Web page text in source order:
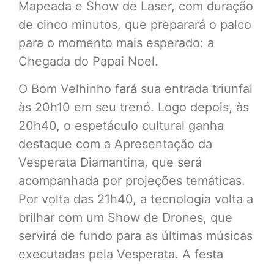
Mapeada e Show de Laser, com duração
de cinco minutos, que preparará o palco
para o momento mais esperado: a
Chegada do Papai Noel.
O Bom Velhinho fará sua entrada triunfal
às 20h10 em seu trenó. Logo depois, às
20h40, o espetáculo cultural ganha
destaque com a Apresentação da
Vesperata Diamantina, que será
acompanhada por projeções temáticas.
Por volta das 21h40, a tecnologia volta a
brilhar com um Show de Drones, que
servirá de fundo para as últimas músicas
executadas pela Vesperata. A festa